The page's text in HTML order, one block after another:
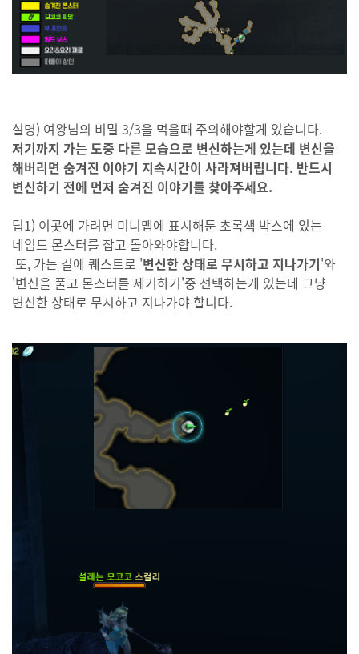
설명) 여왕님의 비밀 3/3을 먹을때 주의해야할게 있습니다.
저기까지 가는 도중 다른 모습으로 변신하는게 있는데 변신을
해버리면 숨겨진 이야기 지속시간이 사라져버립니다. 반드시
변신하기 전에 먼저 숨겨진 이야기를 찾아주세요.
팁1) 이곳에 가려면 미니맵에 표시해둔 초록색 박스에 있는
네임드 몬스터를 잡고 돌아와야합니다.
또, 가는 길에 퀘스트로 '변신한 상태로 무시하고 지나가기'와
'변신을 풀고 몬스터를 제거하기'중 선택하는게 있는데 그냥
변신한 상태로 무시하고 지나가야 합니다.